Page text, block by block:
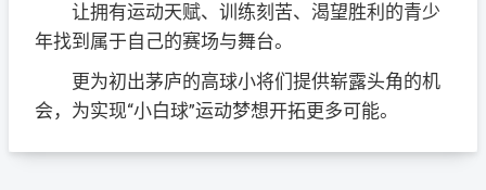
让拥有运动天赋、训练刻苦、渴望胜利的青少
年找到属于自己的赛场与舞台。
更为初出茅庐的高球小将们提供崭露头角的机
会，为实现“小白球”运动梦想开拓更多可能。